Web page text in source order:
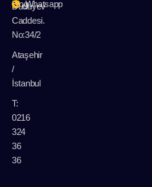
Dudayev
Caddesi.
No:34/2
Ataşehir
/
İstanbul
T:
0216
324
36
36
BlogWhatsapp